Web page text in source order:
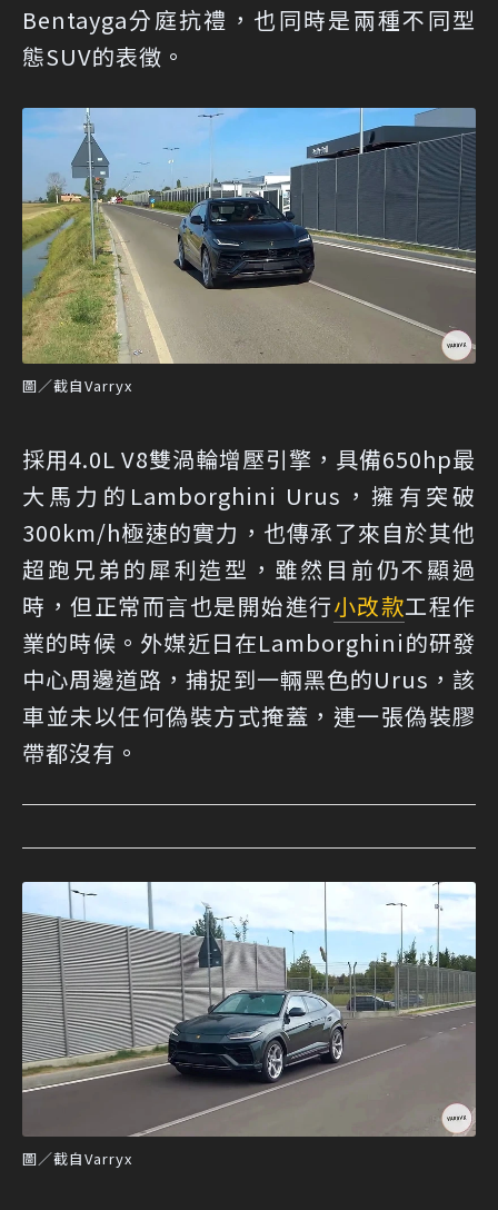
Bentayga分庭抗禮，也同時是兩種不同型
態SUV的表徵。
圖／截自Varryx
採用4.0L V8雙渦輪增壓引擎，具備650hp最
大馬力的Lamborghini Urus，擁有突破
300km/h極速的實力，也傳承了來自於其他
超跑兄弟的犀利造型，雖然目前仍不顯過
時，但正常而言也是開始進行小改款工程作
業的時候。外媒近日在Lamborghini的研發
中心周邊道路，捕捉到一輛黑色的Urus，該
車並未以任何偽裝方式掩蓋，連一張偽裝膠
帶都沒有。
圖／截自Varryx